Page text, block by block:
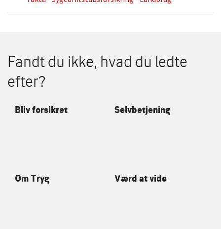
, kan du tale med en socialrådgiver, der
Fandt du ikke, hvad du ledte
efter?
Bliv forsikret Selvbetjening
Om Tryg Værd at vide